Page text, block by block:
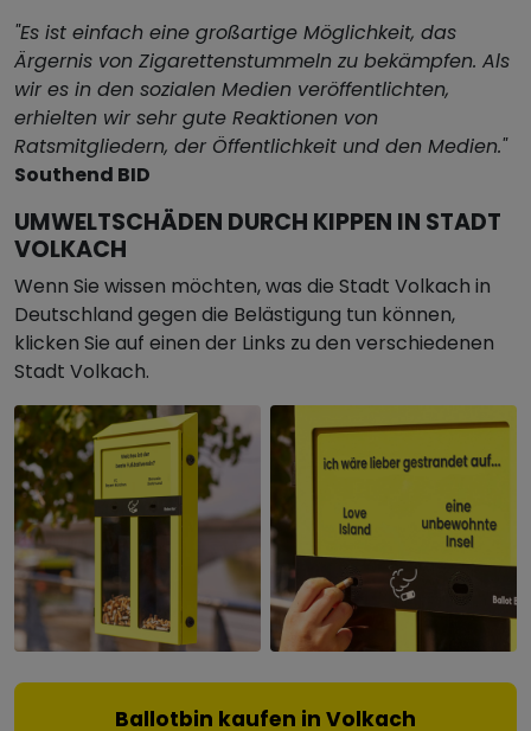
"Es ist einfach eine großartige Möglichkeit, das
Ärgernis von Zigarettenstummeln zu bekämpfen. Als
wir es in den sozialen Medien veröffentlichten,
erhielten wir sehr gute Reaktionen von
Ratsmitgliedern, der Öffentlichkeit und den Medien."
Southend BID
UMWELTSCHÄDEN DURCH KIPPEN IN STADT
VOLKACH
Wenn Sie wissen möchten, was die Stadt Volkach in
Deutschland gegen die Belästigung tun können,
klicken Sie auf einen der Links zu den verschiedenen
Stadt Volkach.
Ballotbin kaufen in Volkach